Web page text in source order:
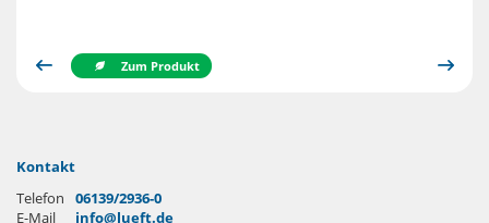
Zum Produkt
Zum Produkt
Zum Produkt
Zum Produkt
Zum Produkt
Zum Produkt
Zum Produkt
Zum Produkt
Kontakt
Telefon
06139/2936-0
E-Mail
info@lueft.de